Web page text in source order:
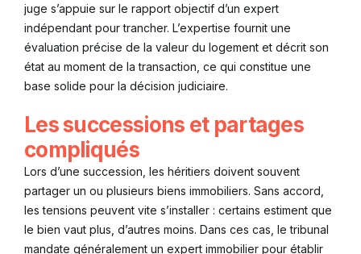
juge s’appuie sur le rapport objectif d’un expert
indépendant pour trancher. L’expertise fournit une
évaluation précise de la valeur du logement et décrit son
état au moment de la transaction, ce qui constitue une
base solide pour la décision judiciaire.
Les successions et partages
compliqués
Lors d’une succession, les héritiers doivent souvent
partager un ou plusieurs biens immobiliers. Sans accord,
les tensions peuvent vite s’installer : certains estiment que
le bien vaut plus, d’autres moins. Dans ces cas, le tribunal
mandate généralement un expert immobilier pour établir